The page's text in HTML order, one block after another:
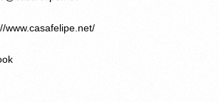
www.casafelipe.net/